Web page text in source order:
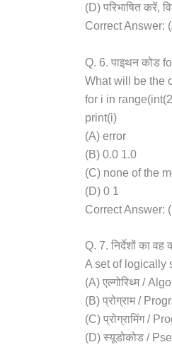
(D) परिभाषित करें,
Correct Answer:
Q. 6. पाइथन कोड
What will be the
for i in
print(i)
(A) error
(B) 0.0 1.0
(C) none of the
(D) 0 1
Correct Answer:
Q. 7. निर्देशों का
A set of logically
(A) एल्गोरिथ्म /
(B) प्रोग्राम /
(C) प्रोग्रामिंग /
(D) स्यूडोकोड /